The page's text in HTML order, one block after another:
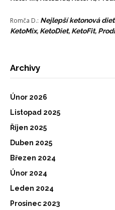
Romča D.: Nejlepší ketonová
KetoMix, KetoDiet, KetoFit,
Archivy
Únor 2026
Listopad 2025
Říjen 2025
Duben 2025
Březen 2024
Únor 2024
Leden 2024
Prosinec 2023